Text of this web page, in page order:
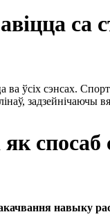
са
ўсіх сэнсах.
задзейнічаючы
спосаб
навыку